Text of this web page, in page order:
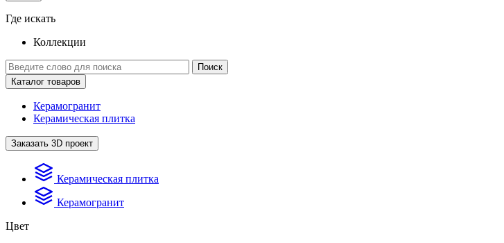
Где искать
Коллекции
Поиск
Каталог товаров
Керамогранит
Керамическая плитка
Заказать 3D проект
Керамическая плитка
Керамогранит
Цвет